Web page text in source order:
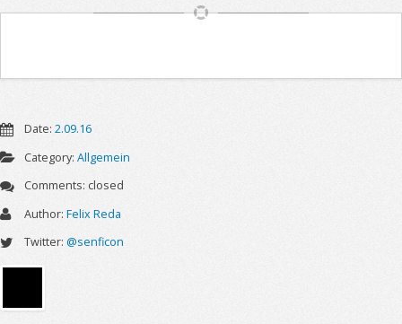
Date: 2.09.16
Category: Allgemein
Comments: closed
Author: Felix Reda
Twitter: @senficon